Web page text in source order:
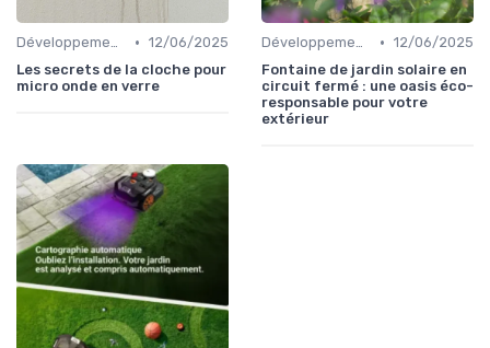
Développements durables • 12/06/2025
Les secrets de la cloche pour
micro onde en verre
Développements durables • 12/06/2025
Fontaine de jardin solaire en
circuit fermé : une oasis éco-
responsable pour votre
extérieur